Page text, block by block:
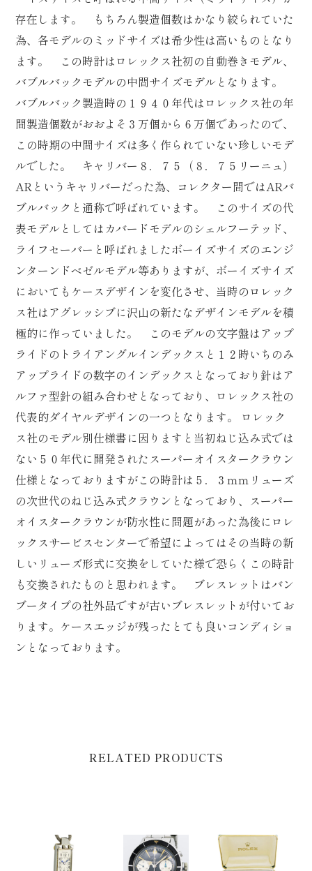
存在します。 もちろん製造個数はかなり絞られていた
為、各モデルのミッドサイズは希少性は高いものとなり
ます。 この時計はロレックス社初の自動巻きモデル、
バブルバックモデルの中間サイズモデルとなります。
バブルバック製造時の１９４０年代はロレックス社の年
間製造個数がおおよそ３万個から６万個であったので、
この時期の中間サイズは多く作られていない珍しいモデ
ルでした。 キャリバー８．７５（８．７５リーニュ）
ARというキャリバーだった為、コレクター間ではARバ
ブルバックと通称で呼ばれています。 このサイズの代
表モデルとしてはカバードモデルのシェルフーテッド、
ライフセーバーと呼ばれましたボーイズサイズのエンジ
ンターンドベゼルモデル等ありますが、ボーイズサイズ
においてもケースデザインを変化させ、当時のロレック
ス社はアグレッシブに沢山の新たなデザインモデルを積
極的に作っていました。 このモデルの文字盤はアップ
ライドのトライアングルインデックスと１２時いちのみ
アップライドの数字のインデックスとなっており針はア
ルファ型針の組み合わせとなっており、ロレックス社の
代表的ダイヤルデザインの一つとなります。 ロレック
ス社のモデル別仕様書に因りますと当初ねじ込み式では
ない５０年代に開発されたスーパーオイスタークラウン
仕様となっておりますがこの時計は５．３ｍｍリューズ
の次世代のねじ込み式クラウンとなっており、スーパー
オイスタークラウンが防水性に問題があった為後にロレ
ックスサービスセンターで希望によってはその当時の新
しいリューズ形式に交換をしていた様で恐らくこの時計
も交換されたものと思われます。 ブレスレットはバン
ブータイプの社外品ですが古いブレスレットが付いてお
ります。ケースエッジが残ったとても良いコンディショ
ンとなっております。
RELATED PRODUCTS